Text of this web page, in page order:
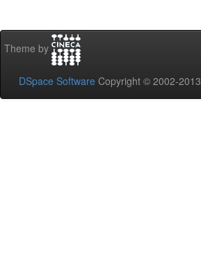
Theme by
DSpace Software Copyright © 2002-2013